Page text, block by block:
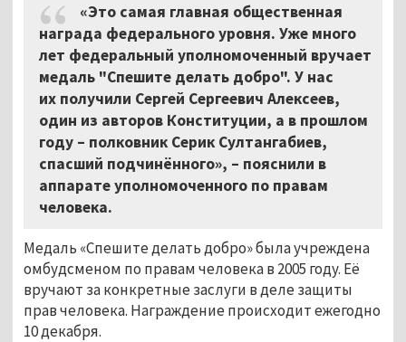
«Это самая главная общественная
награда федерального уровня. Уже много
лет федеральный уполномоченный вручает
медаль "Спешите делать добро". У нас
их получили Сергей Сергеевич Алексеев,
один из авторов Конституции, а в прошлом
году – полковник Серик Султангабиев,
спасший подчинённого», – пояснили в
аппарате уполномоченного по правам
человека.
Медаль «Спешите делать добро» была учреждена
омбудсменом по правам человека в 2005 году. Её
вручают за конкретные заслуги в деле защиты
прав человека. Награждение происходит ежегодно
10 декабря.